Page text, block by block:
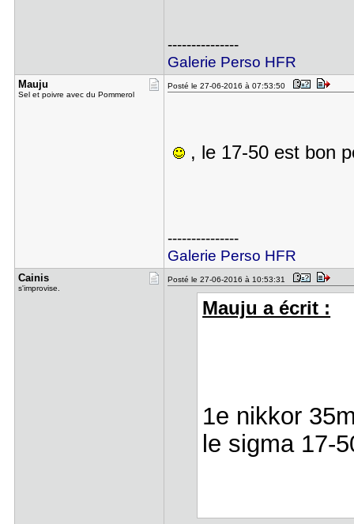
---------------
Galerie Perso HFR
Mauju
Sel et poivre avec du Pommerol
Posté le 27-06-2016 à 07:53:50
, le 17-50 est bon
---------------
Galerie Perso HFR
Cainis
s'improvise.
Posté le 27-06-2016 à 10:53:31
Mauju a écrit :
1e nikkor
le sigma 17-